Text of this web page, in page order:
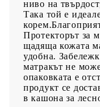
ниво на
Така той е
Протекторът за
щадяща кожата
удобна.
матракът не
опаковката е
продукт се
в кашона за